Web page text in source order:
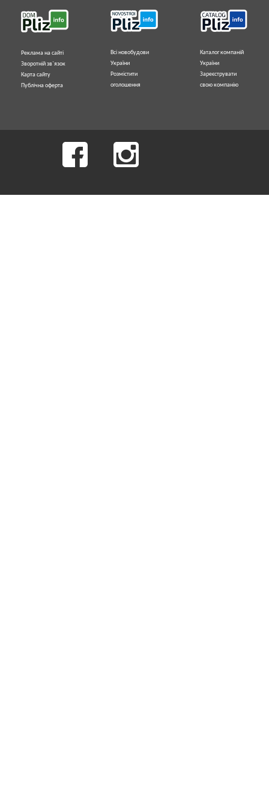
Реклама на сайті
Зворотній зв`язок
Карта сайту
Публічна оферта
Всі новобудови
України
Розмістити
оголошення
Каталог компаній
України
Зареєструвати
свою компанію